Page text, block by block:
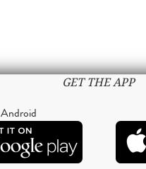
GET THE APP
Android